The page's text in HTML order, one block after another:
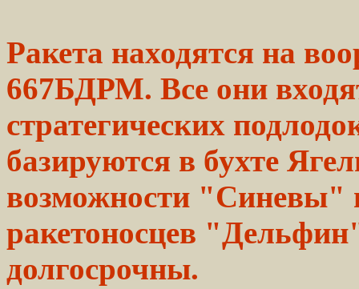
Ракета находятся на
667БДРМ. Все они
стратегических
базируются в бухте
возможности "Синевы"
ракетоносцев
долгосрочны.